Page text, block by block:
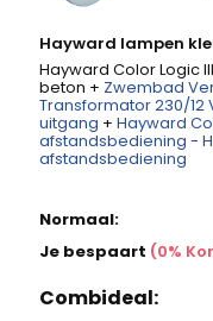
Hayward lampen
Hayward Color Logic
beton + Zwembad
Transformator 230/12
uitgang +Hayward
afstandsbediening -
afstandsbediening
Normaal:
Je bespaart (0%
Combideal: